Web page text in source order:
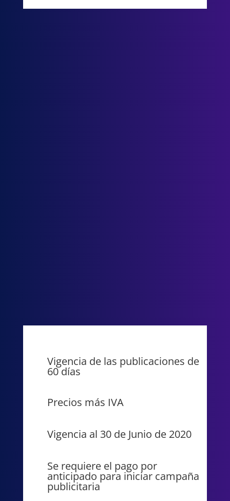
Vigencia de las publicaciones de
60 días
Precios más IVA
Vigencia al 30 de Junio de 2020
Se requiere el pago por
anticipado para iniciar campaña
publicitaria